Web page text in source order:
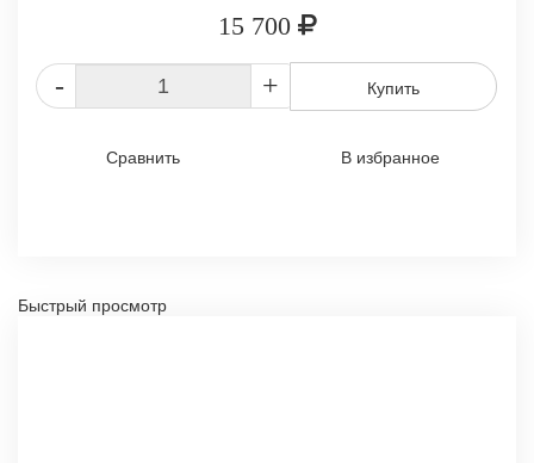
15 700
- + Купить
Сравнить В избранное
Быстрый просмотр